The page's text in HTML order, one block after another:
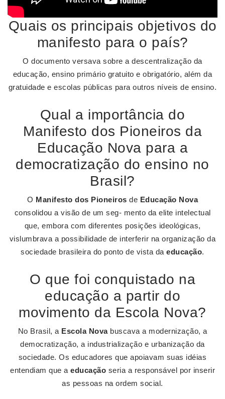
Quais os principais objetivos do
manifesto para o país?
O documento versava sobre a descentralização da
educação, ensino primário gratuito e obrigatório, além da
gratuidade e escolas públicas para outros níveis de ensino.
Qual a importância do
Manifesto dos Pioneiros da
Educação Nova para a
democratização do ensino no
Brasil?
O Manifesto dos Pioneiros de Educação Nova
consolidou a visão de um seg- mento da elite intelectual
que, embora com diferentes posições ideológicas,
vislumbrava a possibilidade de interferir na organização da
sociedade brasileira do ponto de vista daeducação.
O que foi conquistado na
educação a partir do
movimento da Escola Nova?
No Brasil, a Escola Novabuscava a modernização, a
democratização, a industrialização e urbanização da
sociedade. Os educadores que apoiavam suas idéias
entendiam que a educação seria a responsável por inserir
as pessoas na ordem social.